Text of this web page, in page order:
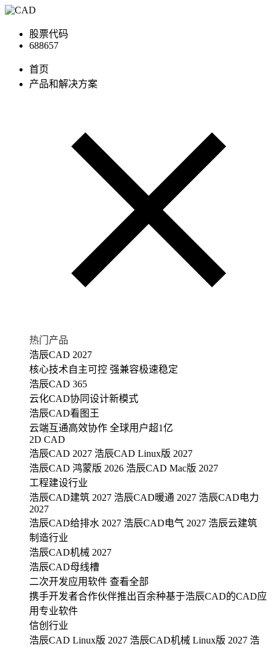
股票代码
688657
首页
产品和解决方案
热门产品
浩辰CAD 2027
核心技术自主可控 强兼容极速稳定
浩辰CAD 365
云化CAD协同设计新模式
浩辰CAD看图王
云端互通高效协作 全球用户超1亿
2D CAD
浩辰CAD 2027 浩辰CAD Linux版 2027
浩辰CAD 鸿蒙版 2026 浩辰CAD Mac版 2027
工程建设行业
浩辰CAD建筑 2027 浩辰CAD暖通 2027 浩辰CAD电力
2027
浩辰CAD给排水 2027 浩辰CAD电气 2027 浩辰云建筑
制造行业
浩辰CAD机械 2027
浩辰CAD母线槽
二次开发应用软件 查看全部
携手开发者合作伙伴推出百余种基于浩辰CAD的CAD应
用专业软件
信创行业
浩辰CAD Linux版 2027 浩辰CAD机械 Linux版 2027 浩